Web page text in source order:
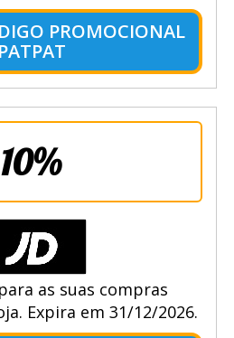
PROMOCIONAL
PATPAT
10%
as suas compras
Expira em 31/12/2026.